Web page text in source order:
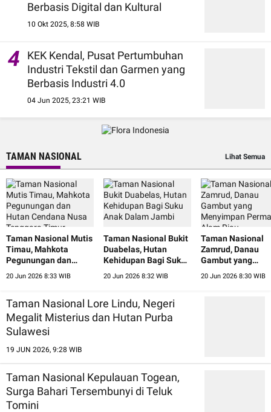
Berbasis Digital dan Kultural
10 Okt 2025, 8:58 WIB
4
KEK Kendal, Pusat Pertumbuhan
Industri Tekstil dan Garmen yang
Berbasis Industri 4.0
04 Jun 2025, 23:21 WIB
TAMAN NASIONAL Lihat Semua
Taman Nasional Mutis
Timau, Mahkota
Pegunungan dan
Tenggara Timur
20 Jun 2026 8:33 WIB
Taman Nasional Bukit
Duabelas, Hutan
Kehidupan Bagi Suku
20 Jun 2026 8:32 WIB
Taman Nasional
Zamrud, Danau
Gambut yang
Alam Riau
20 Jun 2026 8:30 WIB
Taman Nasional Lore Lindu, Negeri
Megalit Misterius dan Hutan Purba
Sulawesi
19 JUN 2026, 9:28 WIB
Taman Nasional Kepulauan Togean,
Surga Bahari Tersembunyi di Teluk
Tomini